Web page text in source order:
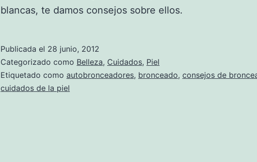
blancas, te damos consejos sobre ellos.
Publicada el 28 junio, 2012
Categorizado como Belleza, Cuidados, Piel
Etiquetado como autobronceadores, bronceado, consejos de
cuidados de la piel